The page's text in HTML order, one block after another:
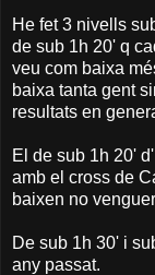
He fet 3 nivells
de sub 1h 20' q
veu com baixa
baixa tanta gent
resultats en
El de sub 1h 20'
amb el cross de
baixen no
De sub 1h 30' i
any passat.